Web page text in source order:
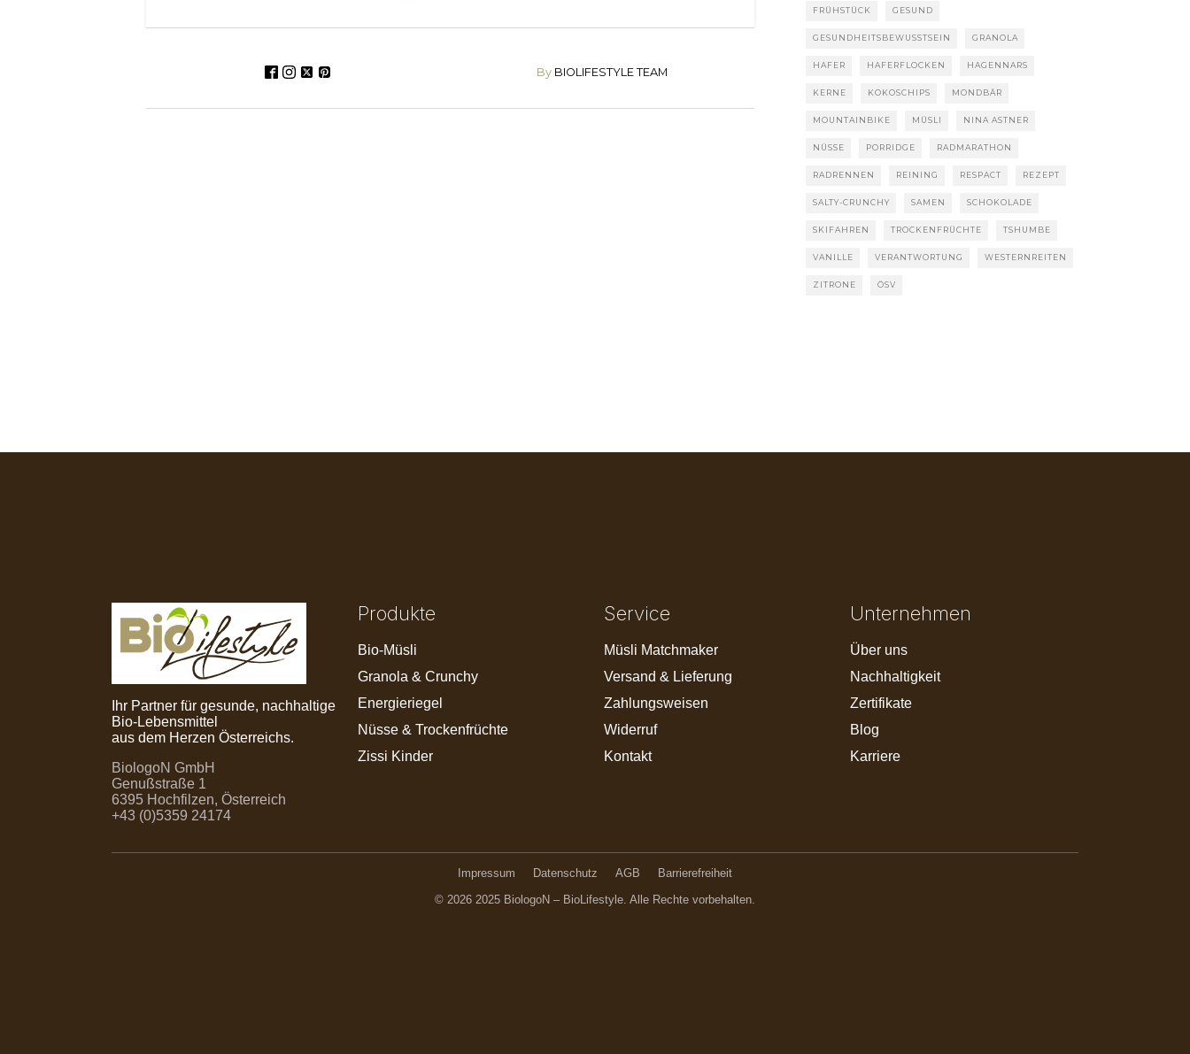
By BIOLIFESTYLE TEAM
FRÜHSTÜCK GESUND
GESUNDHEITSBEWUSSTSEIN GRANOLA
HAFER HAFERFLOCKEN HAGENNARS
KERNE KOKOSCHIPS MONDBÄR
MOUNTAINBIKE MÜSLI NINA ASTNER
NÜSSE PORRIDGE RADMARATHON
RADRENNEN REINING RESPACT REZEPT
SALTY-CRUNCHY SAMEN SCHOKOLADE
SKIFAHREN TROCKENFRÜCHTE TSHUMBE
VANILLE VERANTWORTUNG WESTERNREITEN
ZITRONE ÖSV
Ihr Partner für gesunde, nachhaltige
Bio-Lebensmittel
aus dem Herzen Österreichs.
BiologoN GmbH
Genußstraße 1
6395 Hochfilzen, Österreich
+43 (0)5359 24174
Produkte
Bio-Müsli
Granola & Crunchy
Energieriegel
Nüsse & Trockenfrüchte
Zissi Kinder
Service
Müsli Matchmaker
Versand & Lieferung
Zahlungsweisen
Widerruf
Kontakt
Unternehmen
Über uns
Nachhaltigkeit
Zertifikate
Blog
Karriere
Impressum Datenschutz AGB
Barrierefreiheit
© 2026 2025 BiologoN – BioLifestyle. Alle Rechte vorbehalten.